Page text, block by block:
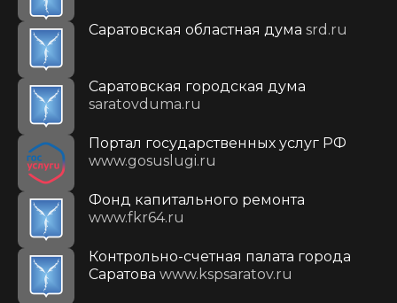
Саратовская областная дума srd.ru
Саратовская городская дума
saratovduma.ru
Портал государственных услуг РФ
www.gosuslugi.ru
Фонд капитального ремонта
www.fkr64.ru
Контрольно-счетная палата города
Саратова www.kspsaratov.ru